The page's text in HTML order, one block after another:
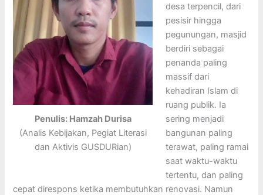
Penulis: Hamzah Durisa
(Analis Kebijakan, Pegiat Literasi
dan Aktivis GUSDURian)
desa terpencil, dari
pesisir hingga
pegunungan, masjid
berdiri sebagai
penanda paling
massif dari
kehadiran Islam di
ruang publik. Ia
sering menjadi
bangunan paling
terawat, paling ramai
saat waktu-waktu
tertentu, dan paling
cepat direspons ketika membutuhkan renovasi. Namun